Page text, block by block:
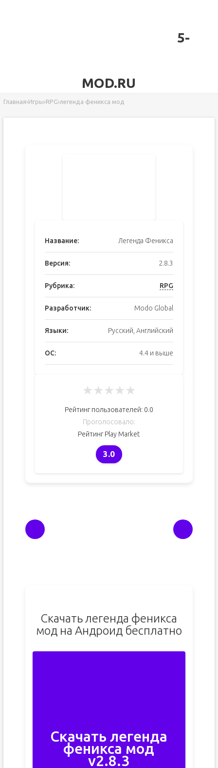
5-
MOD.RU
Главная›Игры›RPG›легенда феникса мод
Название: Легенда Феникса
Версия: 2.8.3
Рубрика: RPG
Разработчик: Modo Global
Языки: Русский, Английский
ОС: 4.4 и выше
★★★★★
Рейтинг пользователей: 0.0
Проголосовало:
Рейтинг Play Market
3.0
Скачать легенда феникса
мод на Андроид бесплатно
Скачать легенда
феникса мод
v2.8.3